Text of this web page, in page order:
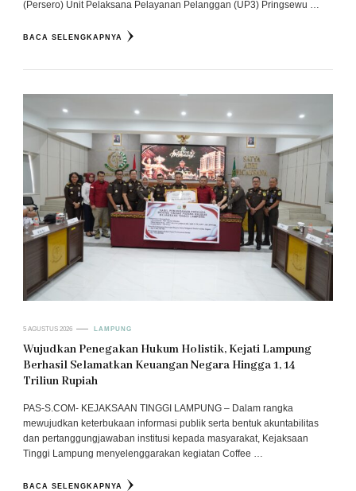
(Persero) Unit Pelaksana Pelayanan Pelanggan (UP3) Pringsewu …
BACA SELENGKAPNYA
5 AGUSTUS 2026 LAMPUNG
Wujudkan Penegakan Hukum Holistik, Kejati Lampung
Berhasil Selamatkan Keuangan Negara Hingga 1, 14
Triliun Rupiah
PAS-S.COM- KEJAKSAAN TINGGI LAMPUNG – Dalam rangka
mewujudkan keterbukaan informasi publik serta bentuk akuntabilitas
dan pertanggungjawaban institusi kepada masyarakat, Kejaksaan
Tinggi Lampung menyelenggarakan kegiatan Coffee …
BACA SELENGKAPNYA